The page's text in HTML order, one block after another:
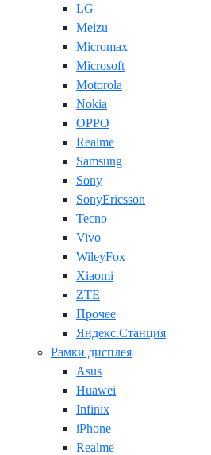
LG
Meizu
Micromax
Microsoft
Motorola
Nokia
OPPO
Realme
Samsung
Sony
SonyEricsson
Tecno
Vivo
WileyFox
Xiaomi
ZTE
Прочее
Яндекс.Станция
Рамки дисплея
Asus
Huawei
Infinix
iPhone
Realme